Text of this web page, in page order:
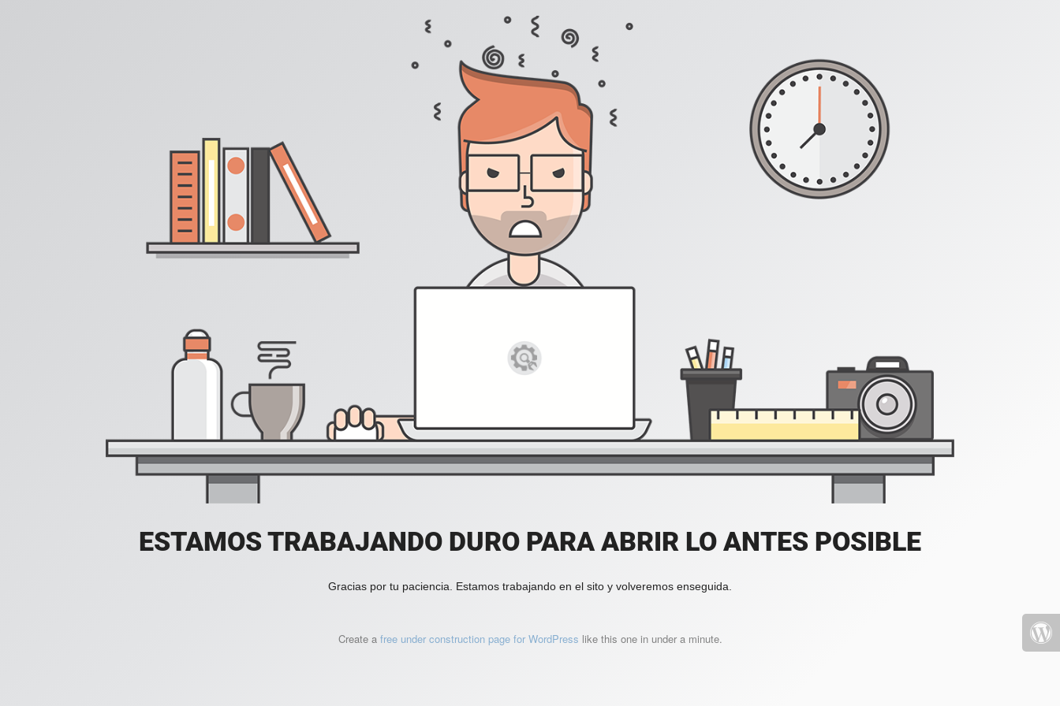
ESTAMOS TRABAJANDO DURO PARA ABRIR LO ANTES POSIBLE
Gracias por tu paciencia. Estamos trabajando en el sito y volveremos enseguida.
Create a free under construction page for WordPress like this one in under a minute.